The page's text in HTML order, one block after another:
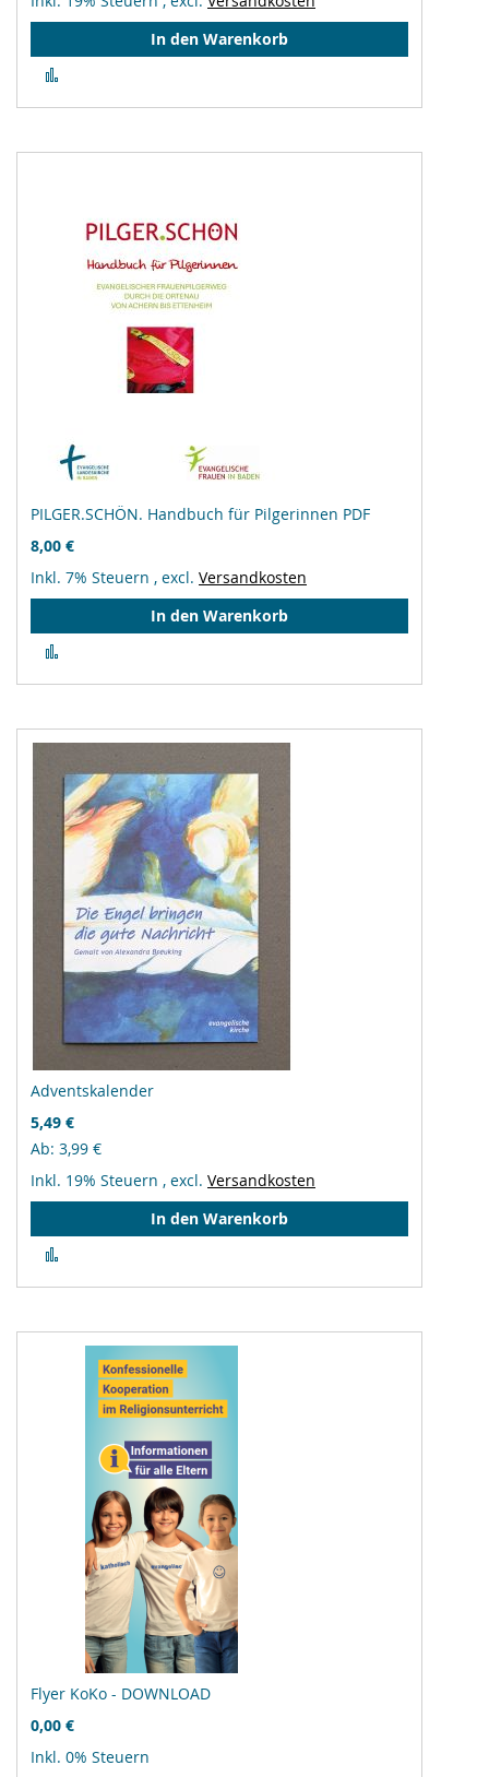
In den Warenkorb
hinzufügen
PILGER.SCHÖN. Handbuch für Pilgerinnen PDF
8,00 €
Inkl. 7% Steuern , excl. Versandkosten
In den Warenkorb
hinzufügen
Adventskalender
5,49 €
Ab 3,99 €
Inkl. 19% Steuern , excl. Versandkosten
In den Warenkorb
hinzufügen
Flyer KoKo - DOWNLOAD
0,00 €
Inkl. 0% Steuern